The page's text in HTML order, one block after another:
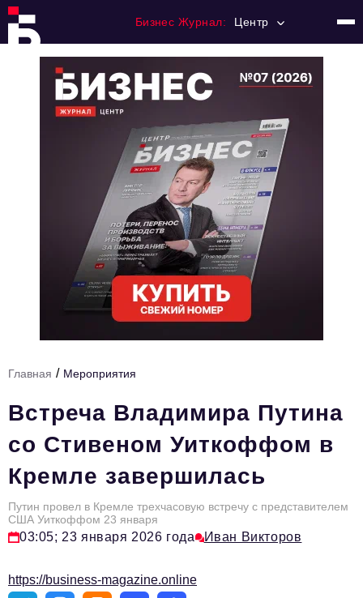
Бизнес Журнал: Центр
Регулирование
Премия "Тульский Бизнес"
История тульского предпринимательства
Тема номера
HR
Персона номера
Инфраструктура развития
Технологии и тренды
Главная / Мероприятия
Встреча Владимира Путина
со Стивеном Уиткоффом в
Кремле завершилась
Путин провел в Кремле трехчасовую встречу с представителем
США Уиткоффом 23 января
03:05; 23 января 2026 года Иван Викторов
https://business-magazine.online